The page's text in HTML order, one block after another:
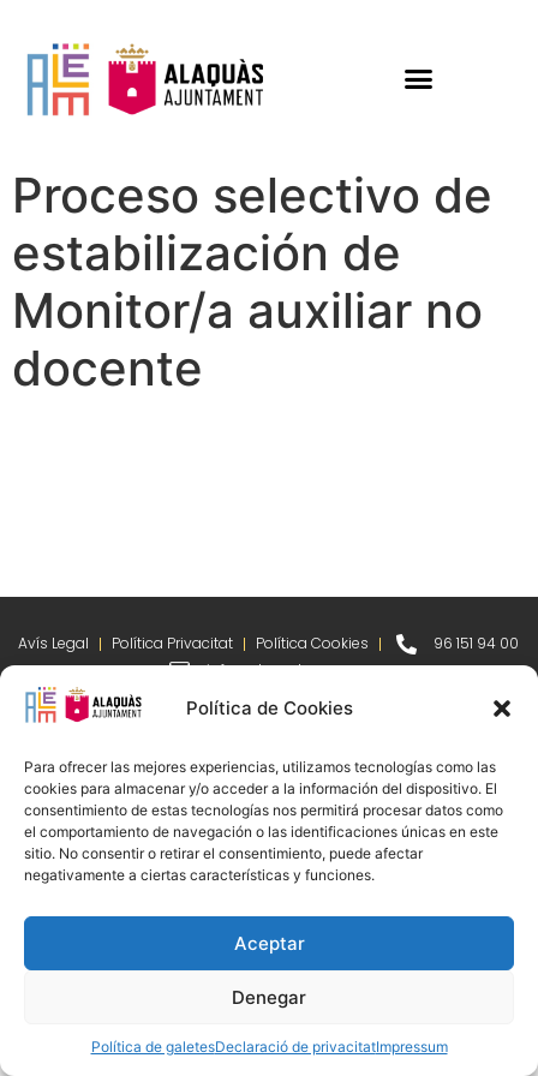
Política de Cookies
Para ofrecer las mejores experiencias, utilizamos tecnologías como las
cookies para almacenar y/o acceder a la información del dispositivo. El
consentimiento de estas tecnologías nos permitirá procesar datos como
el comportamiento de navegación o las identificaciones únicas en este
sitio. No consentir o retirar el consentimiento, puede afectar
negativamente a ciertas características y funciones.
Aceptar
Denegar
Política de galetesDeclaració de privacitatImpressum
Proceso selectivo de
estabilización de
Monitor/a auxiliar no
docente
Copyright © 2020 ALEM S.L. |Créditos
Avís Legal Política Privacitat Política Cookies
96 151 94 00
info@alem.alaquas.org